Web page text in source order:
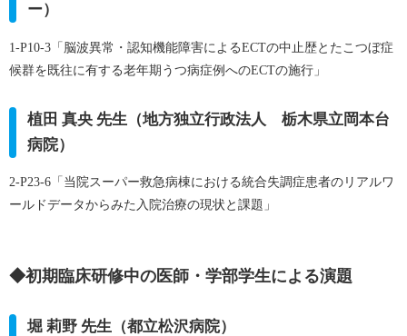
ー）
1-P10-3 「脳波異常・認知機能障害によるECTの中止歴とたこつぼ症
候群を既往に有する老年期うつ病症例へのECTの施行」
植田 真央 先生（地方独立行政法人 栃木県立岡本台
病院）
2-P23-6 「当院スーパー救急病棟における統合失調症患者のリアルワ
ールドデータからみた入院治療の現状と課題」
◆初期臨床研修中の医師・学部学生による演題
堀 莉野 先生（都立松沢病院）